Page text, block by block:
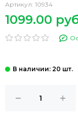
Артикул: 10934
1099.00
: 20 шт.